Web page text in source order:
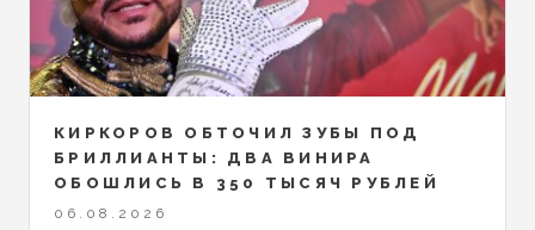
КИРКОРОВ ОБТОЧИЛ ЗУБЫ ПОД
БРИЛЛИАНТЫ: ДВА ВИНИРА
ОБОШЛИСЬ В 350 ТЫСЯЧ РУБЛЕЙ
06.08.2026